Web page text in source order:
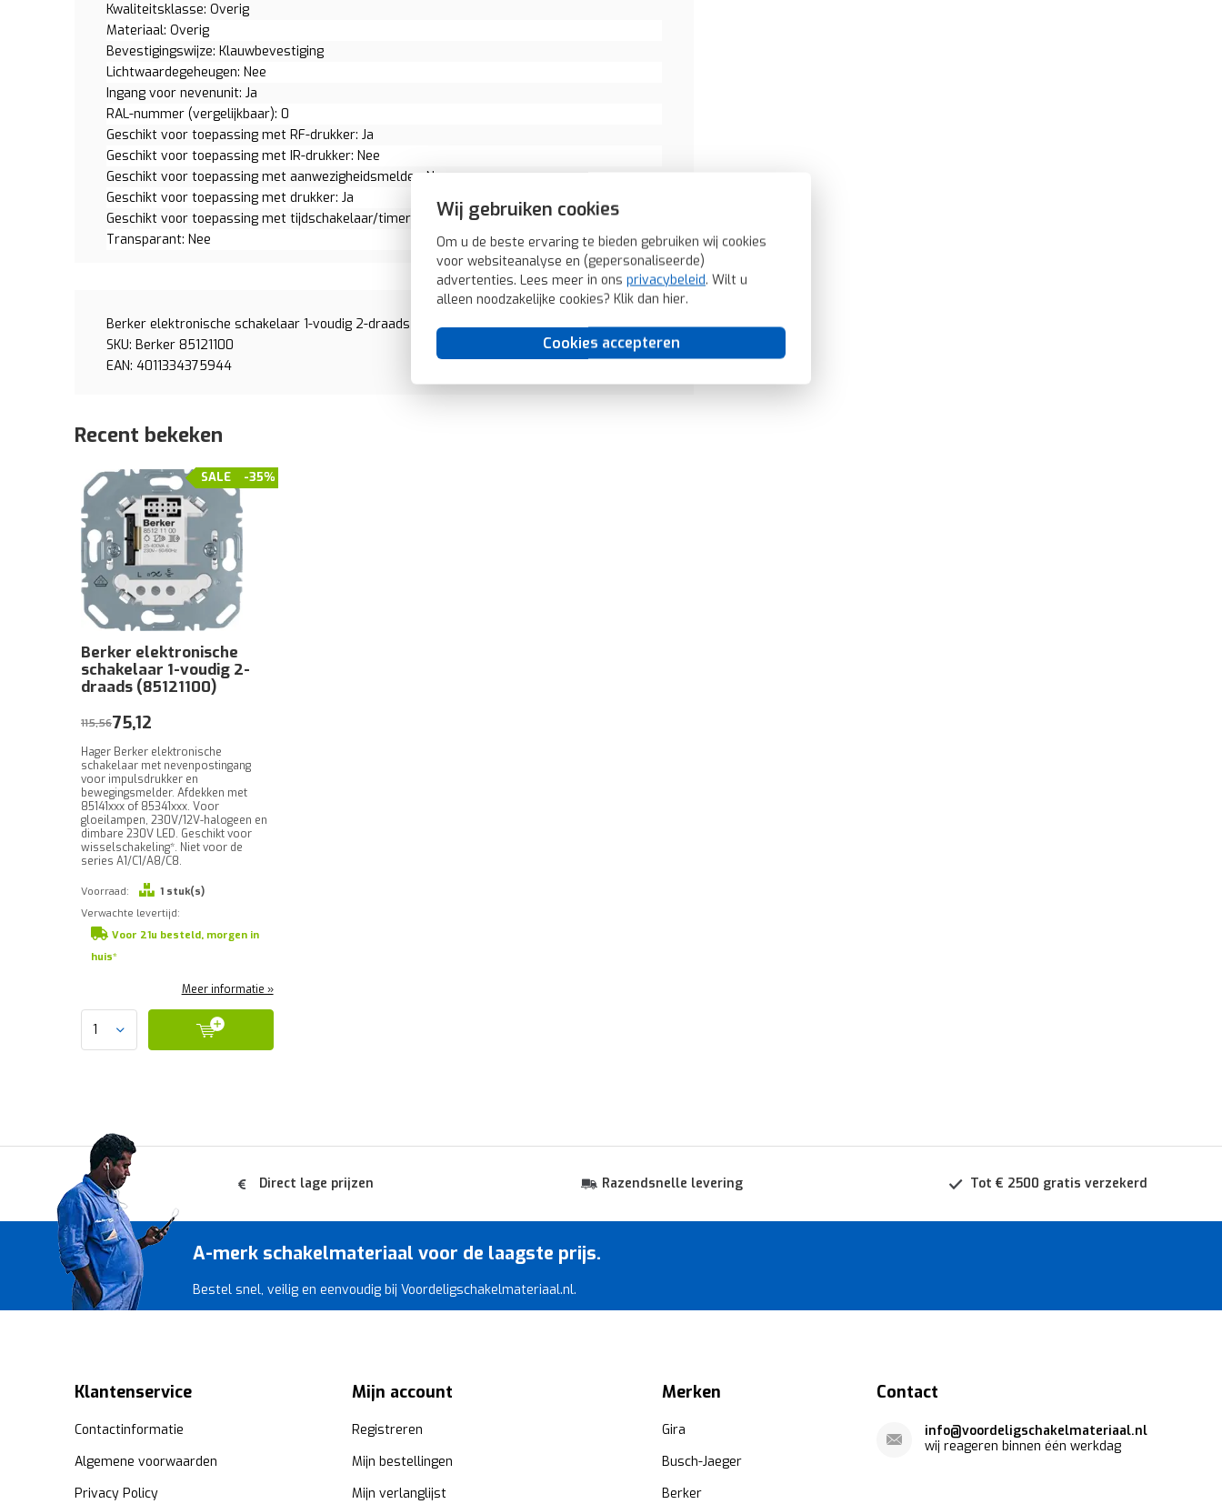
Wij gebruiken cookies
Om u de beste ervaring te bieden gebruiken wij cookies
voor websiteanalyse en (gepersonaliseerde)
advertenties. Lees meer in ons privacybeleid. Wilt u
alleen noodzakelijke cookies? Klik dan hier.
Cookies accepteren
Kwaliteitsklasse: Overig
Materiaal: Overig
Bevestigingswijze: Klauwbevestiging
Lichtwaardegeheugen: Nee
Ingang voor nevenunit: Ja
RAL-nummer (vergelijkbaar): 0
Geschikt voor toepassing met RF-drukker: Ja
Geschikt voor toepassing met IR-drukker: Nee
Geschikt voor toepassing met aanwezigheidsmelder: Nee
Geschikt voor toepassing met drukker: Ja
Geschikt voor toepassing met tijdschakelaar/timer: Nee
Transparant: Nee
Berker elektronische schakelaar 1-voudig 2-draads (85121100)
SKU: Berker 85121100
EAN: 4011334375944
Recent bekeken
-35%
SALE
Berker elektronische
schakelaar 1-voudig 2-
draads (85121100)
Hager Berker elektronische
schakelaar met nevenpostingang
voor impulsdrukker en
bewegingsmelder. Afdekken met
85141xxx of 85341xxx. Voor
gloeilampen, 230V/12V-halogeen en
dimbare 230V LED. Geschikt voor
wisselschakeling*. Niet voor de
series A1/C1/A8/C8.
Voorraad:
1 stuk(s)
Verwachte levertijd:
Voor 21u besteld, morgen in
huis*
115,5675,12
Meer informatie »
Direct lage prijzen Razendsnelle levering Tot € 2500 gratis verzekerd
A-merk schakelmateriaal voor de laagste prijs.
Bestel snel, veilig en eenvoudig bij Voordeligschakelmateriaal.nl.
Klantenservice
Contactinformatie
Algemene voorwaarden
Privacy Policy
Mijn account
Registreren
Mijn bestellingen
Mijn verlanglijst
Merken
Gira
Busch-Jaeger
Berker
Contact
info@voordeligschakelmateriaal.nl
wij reageren binnen één werkdag